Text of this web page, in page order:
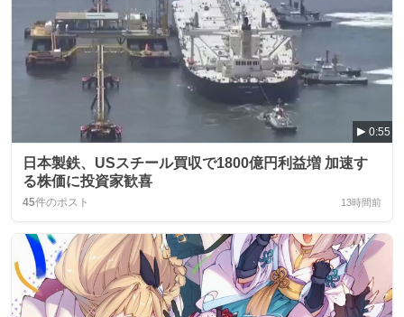
0:55
日本製鉄、USスチール買収で1800億円利益増 加速す
る株価に投資家歓喜
45件のポスト 13時間前